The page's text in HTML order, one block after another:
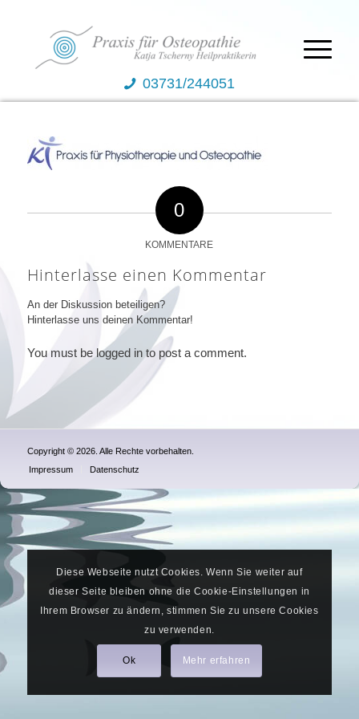
03731/244051
0
KOMMENTARE
Hinterlasse einen Kommentar
An der Diskussion beteiligen?
Hinterlasse uns deinen Kommentar!
You must be logged in to post a comment.
Copyright © 2026. Alle Rechte vorbehalten.
Impressum
Datenschutz
Diese Webseite nutzt Cookies. Wenn Sie weiter auf
dieser Seite bleiben ohne die Cookie-Einstellungen in
Ihrem Browser zu ändern, stimmen Sie zu unsere Cookies
zu verwenden.
Ok Mehr erfahren